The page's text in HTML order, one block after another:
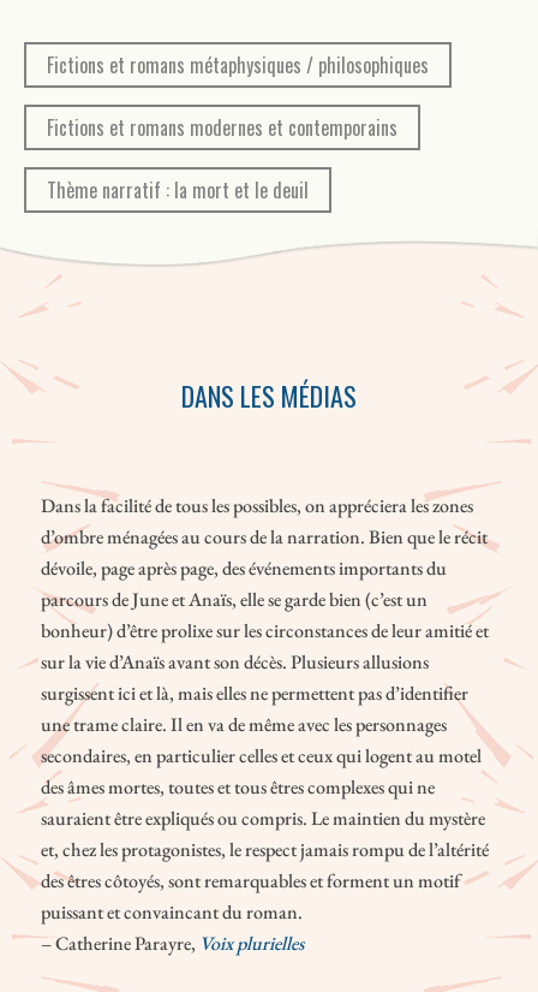
mystérieuse Mirka, June tente de renouer avec le monde des
esprits.
Fictions et romans métaphysiques / philosophiques
Fictions et romans modernes et contemporains
Thème narratif : la mort et le deuil
DANS LES MÉDIAS
Dans la facilité de tous les possibles, on appréciera les zones
d’ombre ménagées au cours de la narration. Bien que le récit
dévoile, page après page, des événements importants du
parcours de June et Anaïs, elle se garde bien (c’est un
bonheur) d’être prolixe sur les circonstances de leur amitié et
sur la vie d’Anaïs avant son décès. Plusieurs allusions
surgissent ici et là, mais elles ne permettent pas d’identifier
une trame claire. Il en va de même avec les personnages
secondaires, en particulier celles et ceux qui logent au motel
des âmes mortes, toutes et tous êtres complexes qui ne
sauraient être expliqués ou compris. Le maintien du mystère
et, chez les protagonistes, le respect jamais rompu de l’altérité
des êtres côtoyés, sont remarquables et forment un motif
puissant et convaincant du roman.
– Catherine Parayre, Voix plurielles